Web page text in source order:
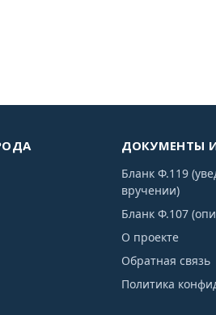
ДОКУМЕНТЫ
Бланк Ф.119
вручении)
Бланк Ф.107
О проекте
Обратная связь
Политика